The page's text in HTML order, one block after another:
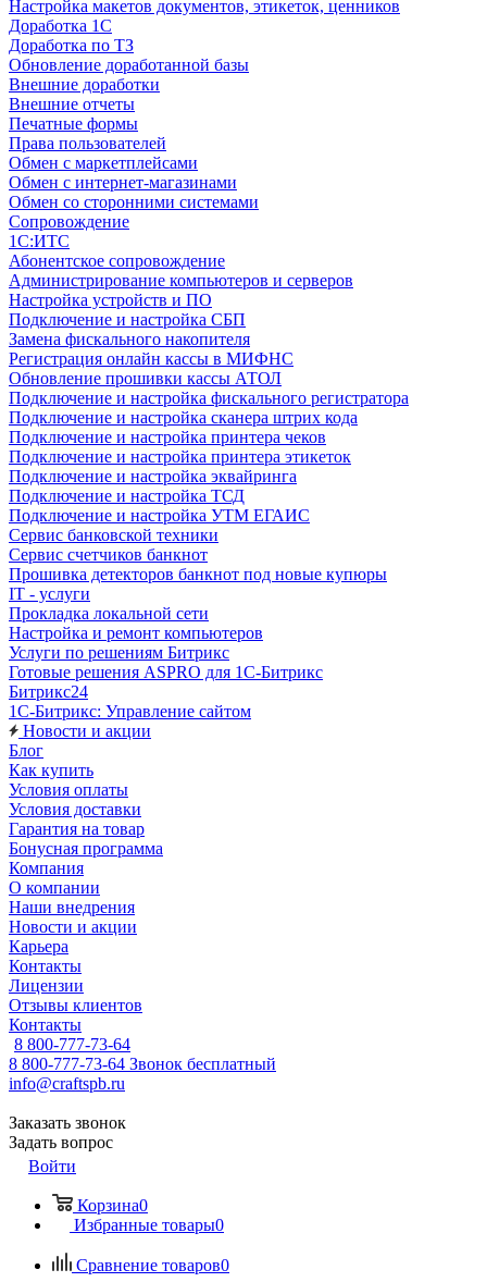
Настройка макетов документов, этикеток, ценников
Доработка 1С
Доработка по ТЗ
Обновление доработанной базы
Внешние доработки
Внешние отчеты
Печатные формы
Права пользователей
Обмен с маркетплейсами
Обмен с интернет-магазинами
Обмен со сторонними системами
Сопровождение
1C:ИТС
Абонентское сопровождение
Администрирование компьютеров и серверов
Настройка устройств и ПО
Подключение и настройка СБП
Замена фискального накопителя
Регистрация онлайн кассы в МИФНС
Обновление прошивки кассы АТОЛ
Подключение и настройка фискального регистратора
Подключение и настройка сканера штрих кода
Подключение и настройка принтера чеков
Подключение и настройка принтера этикеток
Подключение и настройка эквайринга
Подключение и настройка ТСД
Подключение и настройка УТМ ЕГАИС
Сервис банковской техники
Сервис счетчиков банкнот
Прошивка детекторов банкнот под новые купюры
IT - услуги
Прокладка локальной сети
Настройка и ремонт компьютеров
Услуги по решениям Битрикс
Готовые решения ASPRO для 1С-Битрикс
Битрикс24
1С-Битрикс: Управление сайтом
Новости и акции
Блог
Как купить
Условия оплаты
Условия доставки
Гарантия на товар
Бонусная программа
Компания
О компании
Наши внедрения
Новости и акции
Карьера
Контакты
Лицензии
Отзывы клиентов
Контакты
8 800-777-73-64
8 800-777-73-64 Звонок бесплатный
info@craftspb.ru
Заказать звонок
Задать вопрос
Войти
Корзина0
Избранные товары0
Сравнение товаров0